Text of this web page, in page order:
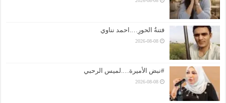
فتنةُ الحورِ….احمد نناوي
2026-08-08
#نبض الأميرة….لميس الرحبي
2026-08-08